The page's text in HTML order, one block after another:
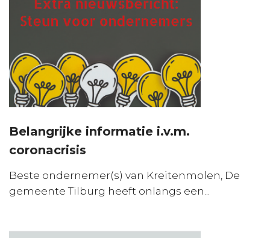
Belangrijke informatie i.v.m.
coronacrisis
Beste ondernemer(s) van Kreitenmolen, De
gemeente Tilburg heeft onlangs een...